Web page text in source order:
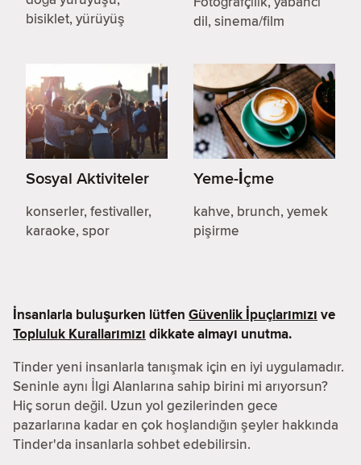
bisiklet, yürüyüş
dil, sinema/film
Sosyal Aktiviteler
konserler, festivaller,
karaoke, spor
Yeme-İçme
kahve, brunch, yemek
pişirme
İnsanlarla buluşurken lütfen Güvenlik İpuçlarımızı ve
Topluluk Kurallarımızı dikkate almayı unutma.
Tinder yeni insanlarla tanışmak için en iyi uygulamadır.
Seninle aynı İlgi Alanlarına sahip birini mi arıyorsun?
Hiç sorun değil. Uzun yol gezilerinden gece
pazarlarına kadar en çok hoşlandığın şeyler hakkında
Tinder'da insanlarla sohbet edebilirsin.